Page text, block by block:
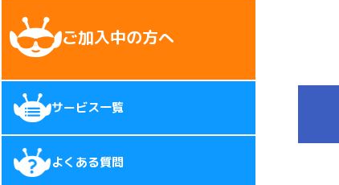
ご加入中の方へ
サービス一覧
よくある質問